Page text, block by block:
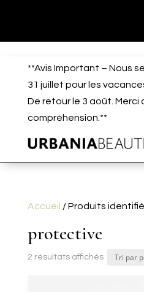
**Avis Important – Nous
31 juillet pour les
De retour le 3 août. Merci
compréhension.**
Accueil / Produits
protective
2 résultats affichésTrié